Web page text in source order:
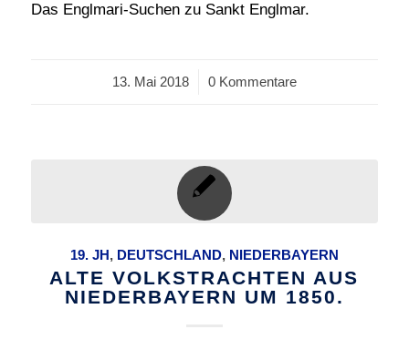
Das Englmari-Suchen zu Sankt Englmar.
13. Mai 2018
/ 0 Kommentare
19. JH, DEUTSCHLAND, NIEDERBAYERN
ALTE VOLKSTRACHTEN AUS
NIEDERBAYERN UM 1850.